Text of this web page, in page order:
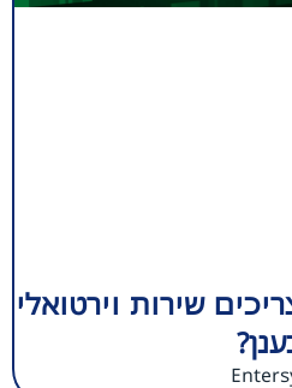
שירות וירטואלי